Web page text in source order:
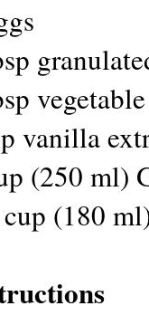
vanilla
(250 ml)
(180